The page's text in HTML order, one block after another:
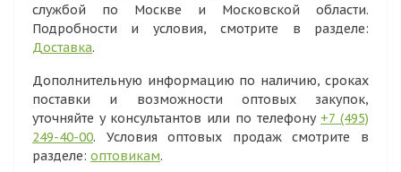
службой по Москве и Московской области.
Подробности и условия, смотрите в разделе:
Доставка.
Дополнительную информацию по наличию, сроках
поставки и возможности оптовых закупок,
уточняйте у консультантов или по телефону +7 (495)
249-40-00. Условия оптовых продаж смотрите в
разделе: оптовикам.